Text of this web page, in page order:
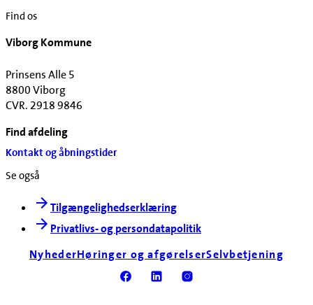
Find os
Viborg Kommune
Prinsens Alle 5
8800 Viborg
CVR. 2918 9846
Find afdeling
Kontakt og åbningstider
Se også
Tilgængelighedserklæring
Privatlivs- og persondatapolitik
NyhederHøringer og afgørelserSelvbetjening